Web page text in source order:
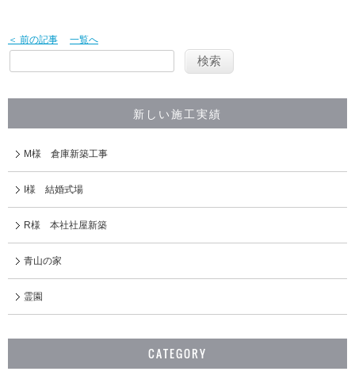
＜ 前の記事 一覧へ
新しい施工実績
M様 倉庫新築工事
I様 結婚式場
R様 本社社屋新築
青山の家
霊園
CATEGORY